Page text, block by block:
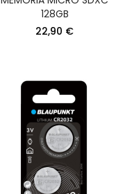
128GB
22,90 €
INOX
PINGOS